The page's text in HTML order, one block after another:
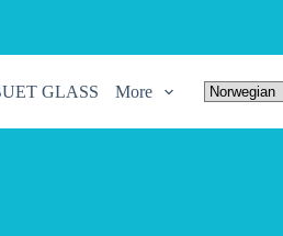
GLASS More